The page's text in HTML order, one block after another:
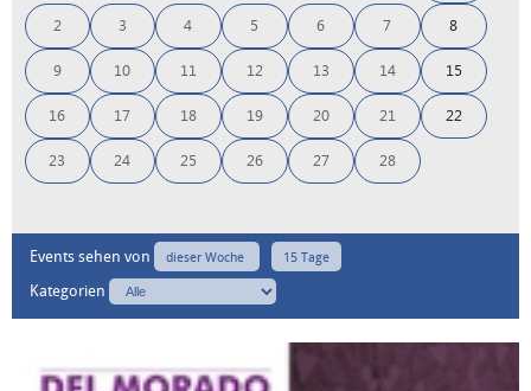
2 3 4 5 6 7 8
9 10 11 12 13 14 15
16 17 18 19 20 21 22
23 24 25 26 27 28
Events sehen von dieser Woche 15 Tage
Kategorien